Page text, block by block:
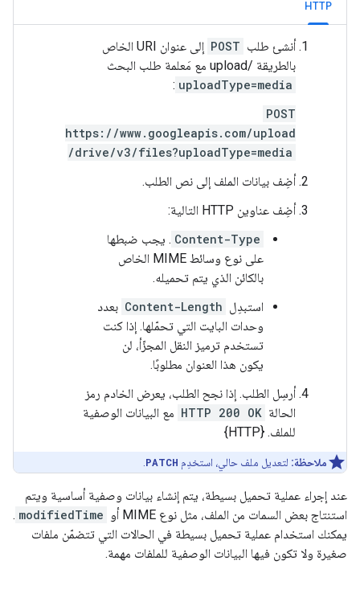
HTTP
أنشئ طلب POST
إلى عنوان URI الخاص
بالطريقة /upload مع مَعلمة طلب البحث
uploadType=media
:
POST
https://www.googleapis.com/upload
/drive/v3/files?uploadType=media
أضِف بيانات الملف إلى نص الطلب.
أضِف عناوين HTTP التالية:
Content-Type . يجب ضبطها
على نوع وسائط MIME الخاص
بالكائن الذي يتم تحميله.
استبدِل Content-Length بعدد
وحدات البايت التي تحمّلها. إذا كنت
تستخدم ترميز النقل المجزّأ، لن
يكون هذا العنوان مطلوبًا.
أرسِل الطلب. إذا نجح الطلب، يعرض الخادم رمز
الحالة HTTP 200 OK مع البيانات الوصفية
للملف. {HTTP}
ملاحظة: لتعديل ملف حالي، استخدِم PATCH
عند إجراء عملية تحميل بسيطة، يتم إنشاء بيانات وصفية أساسية ويتم
استنتاج بعض السمات من الملف، مثل نوع MIME أو
modifiedTime
.
يمكنك استخدام عملية تحميل بسيطة في الحالات التي تتضمّن ملفات
صغيرة ولا تكون فيها البيانات الوصفية للملفات مهمة.